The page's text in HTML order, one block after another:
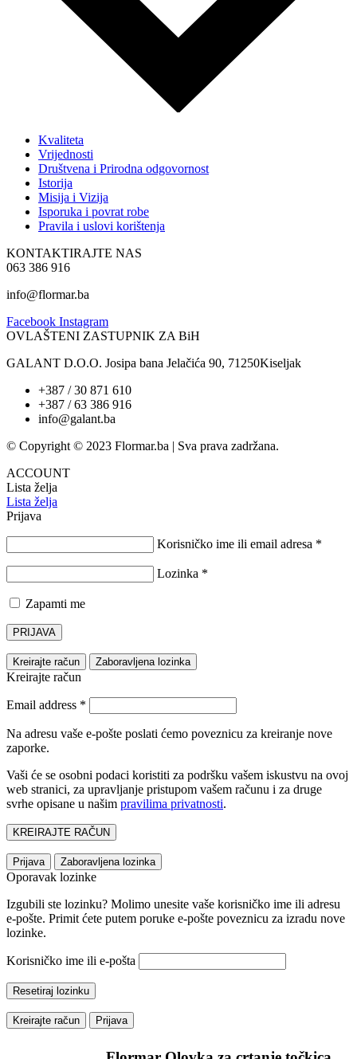
Kvaliteta
Vrijednosti
Društvena i Prirodna odgovornost
Istorija
Misija i Vizija
Isporuka i povrat robe
Pravila i uslovi korištenja
KONTAKTIRAJTE NAS
063 386 916
info@flormar.ba
Facebook Instagram
OVLAŠTENI ZASTUPNIK ZA BiH
GALANT D.O.O. Josipa bana Jelačića 90, 71250Kiseljak
+387 / 30 871 610
+387 / 63 386 916
info@galant.ba
© Copyright © 2023 Flormar.ba | Sva prava zadržana.
ACCOUNT
Lista želja
Lista želja
Prijava
Korisničko ime ili email adresa *
Lozinka *
Zapamti me
PRIJAVA
Kreirajte račun Zaboravljena lozinka
Kreirajte račun
Email address *
Na adresu vaše e-pošte poslati ćemo poveznicu za kreiranje nove
zaporke.
Vaši će se osobni podaci koristiti za podršku vašem iskustvu na ovoj
web stranici, za upravljanje pristupom vašem računu i za druge
svrhe opisane u našim pravilima privatnosti.
KREIRAJTE RAČUN
Prijava Zaboravljena lozinka
Oporavak lozinke
Izgubili ste lozinku? Molimo unesite vaše korisničko ime ili adresu
e-pošte. Primit ćete putem poruke e-pošte poveznicu za izradu nove
lozinke.
Korisničko ime ili e-pošta
Resetiraj lozinku
Kreirajte račun Prijava